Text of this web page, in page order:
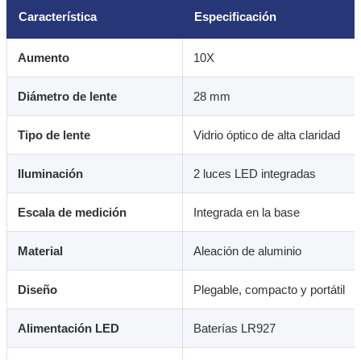
Característica Especificación
Aumento 10X
Diámetro de lente 28 mm
Tipo de lente Vidrio óptico de alta claridad
Iluminación 2 luces LED integradas
Escala de medición Integrada en la base
Material Aleación de aluminio
Diseño Plegable, compacto y portátil
Alimentación LED Baterías LR927